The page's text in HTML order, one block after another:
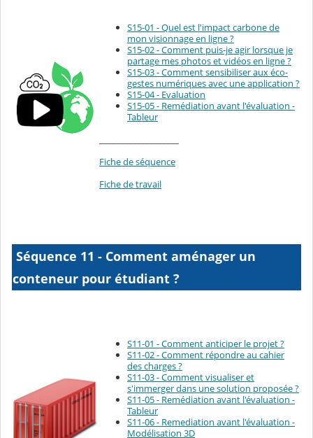
S15-01 - Quel est l'impact carbone de
mon visionnage en ligne ?
S15-02 - Comment puis-je agir lorsque je
partage mes photos et vidéos en ligne ?
S15-03 - Comment sensibiliser aux éco-
gestes numériques avec une application ?
S15-04 - Evaluation
S15-05 - Remédiation avant l'évaluation -
Tableur
Fiche de séquence
Fiche de travail
Séquence 11 - Comment aménager un
conteneur pour étudiant ?
S11-01 - Comment anticiper le projet ?
S11-02 - Comment répondre au cahier
des charges ?
S11-03 - Comment visualiser et
s'immerger dans une solution proposée ?
S11-05 - Remédiation avant l'évaluation -
Tableur
S11-06 - Remediation avant l'évaluation -
Modélisation 3D